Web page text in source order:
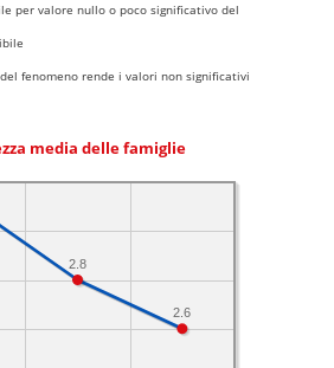
per valore nullo o poco significativo del
fenomeno rende i valori non significativi
media delle famiglie
2.6
2.8